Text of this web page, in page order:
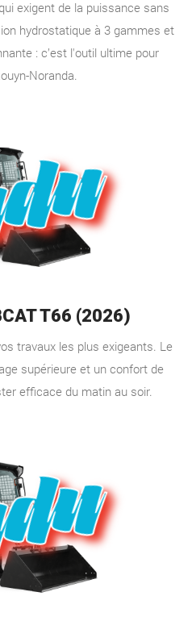
exigent de la puissance sans
hydrostatique à 3 gammes et
: c’est l'outil ultime pour
Noranda.
T66 (2026)
travaux les plus exigeants. Le
supérieure et un confort de
efficace du matin au soir.